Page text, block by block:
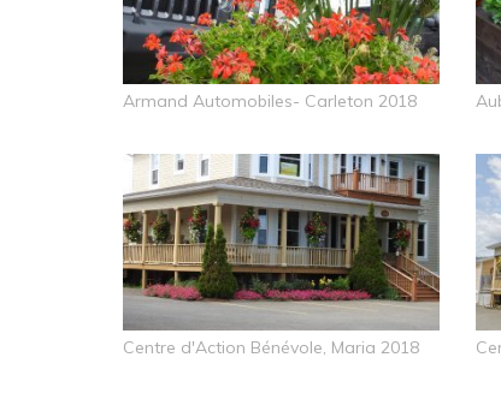
Armand Automobiles- Carleton 2018
Centre d'Action Bénévole, Maria 2018